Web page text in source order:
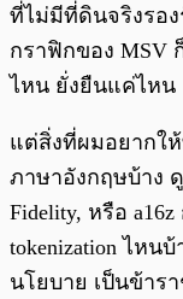
ที่ไม่มีที่ดินจริงรอง
กราฟิกของ MSV
ไหน ยั่งยืนแค่ไหน
แต่สิ่งที่ผมอยากใ
ภาษาอังกฤษบ้าง
Fidelity, หรือ
tokenization ไห
นโยบาย เป็นข้าร